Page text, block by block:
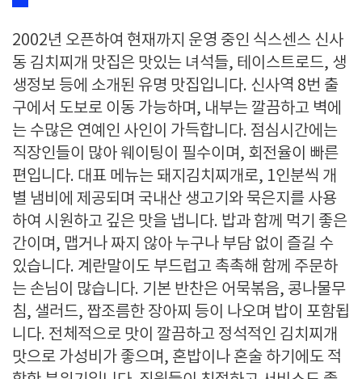
2002년 오픈하여 현재까지 운영 중인 식스센스 신사
동 김치찌개 맛집은 맛있는 녀석들, 테이스트로드, 생
생정보 등에 소개된 유명 맛집입니다. 신사역 8번 출
구에서 도보로 이동 가능하며, 내부는 깔끔하고 벽에
는 수많은 연예인 사인이 가득합니다. 점심시간에는
직장인들이 많아 웨이팅이 필수이며, 회전율이 빠른
편입니다. 대표 메뉴는 돼지김치찌개로, 1인분씩 개
별 냄비에 제공되며 국내산 생고기와 묵은지를 사용
하여 시원하고 깊은 맛을 냅니다. 밥과 함께 먹기 좋은
간이며, 맵거나 짜지 않아 누구나 부담 없이 즐길 수
있습니다. 계란말이도 부드럽고 촉촉해 함께 주문하
는 손님이 많습니다. 기본 반찬은 어묵볶음, 콩나물무
침, 샐러드, 짭조름한 장아찌 등이 나오며 밥이 포함됩
니다. 전체적으로 맛이 깔끔하고 정석적인 김치찌개
맛으로 가성비가 좋으며, 혼밥이나 혼술 하기에도 적